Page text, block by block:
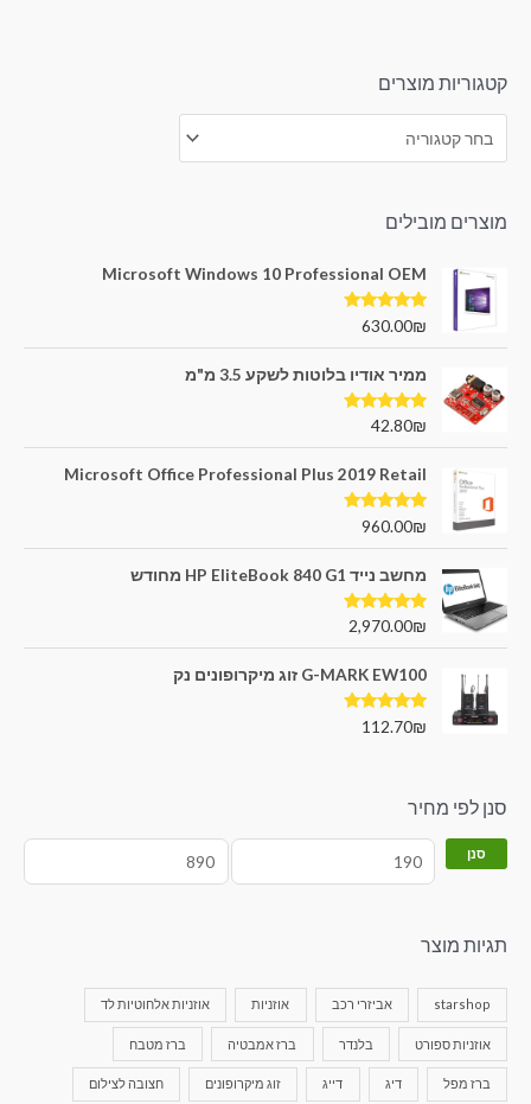
קטגוריות מוצרים
מוצרים מובילים
Microsoft Windows 10 Professional OEM
דורג5.00
630.00₪
ממיר אודיו בלוטות לשקע 3.5 מ"מ
דורג5.00
42.80₪
Microsoft Office Professional Plus 2019 Retail
דורג5.00
960.00₪
מחשב נייד HP EliteBook 840 G1 מחודש
דורג5.00
2,970.00₪
G-MARK EW100 זוג מיקרופונים נק
דורג 5.00
112.70₪
סנן לפי מחיר
סנן
תגיות מוצר
starshop אביזרי רכב אוזניות אוזניות אלחוטיות לד
אוזניות ספורט בלנדר ברז אמבטיה ברז מטבח
ברז מפל דיג דייג זוג מיקרופונים חצובה לצילום